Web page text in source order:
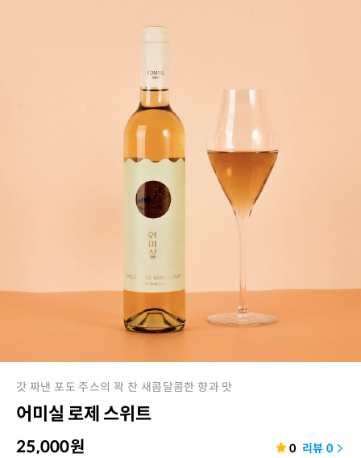
갓 짜낸 포도 주스의 꽉 찬 새콤달콤한 향과 맛
어미실 로제 스위트
25,000원 0 리뷰 0